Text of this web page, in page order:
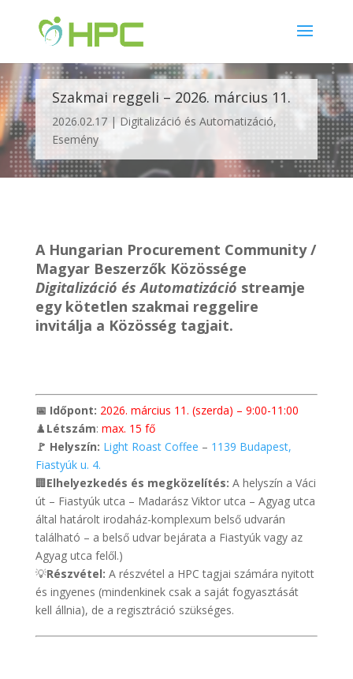
Szakmai reggeli – 2026. március 11.
2026.02.17 Digitalizáció és Automatizáció,
Esemény
A Hungarian Procurement Community /
Magyar Beszerzők Közössége
Digitalizáció és Automatizáció streamje
egy kötetlen szakmai reggelire
invitálja a Közösség tagjait.
📅 Időpont: 2026. március 11. (szerda) – 9:00-11:00
♟️ Létszám: max. 15 fő
🚩 Helyszín: Light Roast Coffee – 1139 Budapest,
Fiastyúk u. 4.
🏢Elhelyezkedés és megközelítés: A helyszín a Váci
út – Fiastyúk utca – Madarász Viktor utca – Agyag utca
által határolt irodaház-komplexum belső udvarán
található – a belső udvar bejárata a Fiastyúk vagy az
Agyag utca felől.)
💡Részvétel: A részvétel a HPC tagjai számára nyitott
és ingyenes (mindenkinek csak a saját fogyasztását
kell állnia), de a regisztráció szükséges.